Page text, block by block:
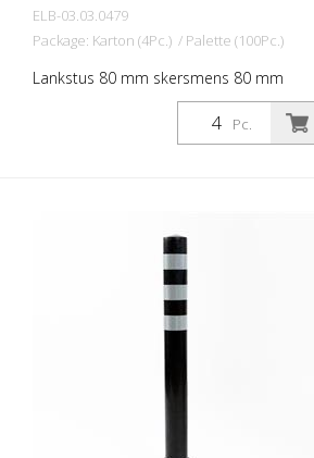
ELB-03.03.0479
Package: Karton (4Pc.) / Palette (100Pc.)
Lankstus 80 mm skersmens 80 mm
skersmens stulpas, skirtas įvairiems
darbams. Su baltos folijos atšvaitais ir
stiklo rutuliukų atšvaitais. Spalva: Spalva:
įžeminimo lizdas - PZ 1- įeina į komplektą
Lanksčių plastikinių stulpelių privalumai: -
Elastiški, todėl lengvai pasiekiami -
Apsaugo nuo transporto priemonės
apgadinimo susidūrimo atveju - Nereikia
remontuoti nei stulpelio, nei transporto
Padeda geriau orientuotis kelių eisme ir
automobilių stovėjimo aikštelėse
Pc.